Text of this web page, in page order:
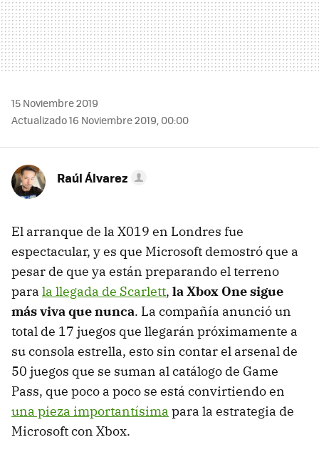
15 Noviembre 2019
Actualizado 16 Noviembre 2019, 00:00
Raúl Álvarez
El arranque de la X019 en Londres fue
espectacular, y es que Microsoft demostró que a
pesar de que ya están preparando el terreno
para la llegada de Scarlett, la Xbox One sigue
más viva que nunca. La compañía anunció un
total de 17 juegos que llegarán próximamente a
su consola estrella, esto sin contar el arsenal de
50 juegos que se suman al catálogo de Game
Pass, que poco a poco se está convirtiendo en
una pieza importantísima para la estrategia de
Microsoft con Xbox.